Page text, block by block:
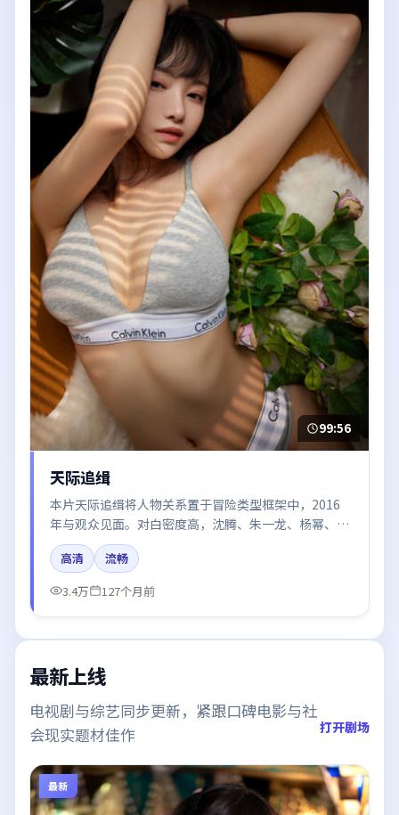
99:56
天际追缉
本片天际追缉将人物关系置于冒险类型框架中，2016
年与观众见面。对白密度高，沈腾、朱一龙、杨幂、肖
战的台词节奏值得关注；整体气质偏日本都市与冷色调
摄影。
高清
流畅
3.4万
127个月前
最新上线
电视剧与综艺同步更新，紧跟口碑电影与社
会现实题材佳作
打开剧场
最新